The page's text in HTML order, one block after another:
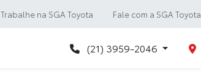
Trabalhe na SGA Toyota Fale com a SGA Toyota
(21) 3959-2046